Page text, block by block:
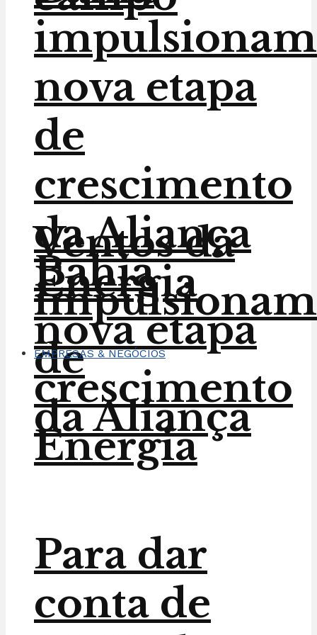
Ventos da
Bahia
impulsionam
nova etapa
de
crescimento
da Aliança
Energia
impulsionam
nova etapa
de
crescimento
da Aliança
Energia
EMPRESAS & NEGÓCIOS
Para dar
conta de